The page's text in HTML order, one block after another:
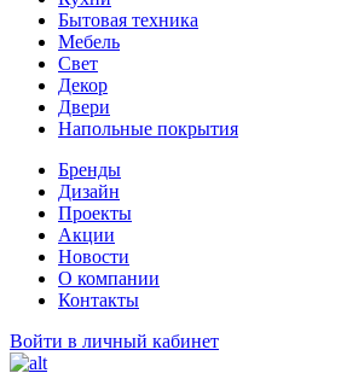
Бытовая техника
Мебель
Свет
Декор
Двери
Напольные покрытия
Бренды
Дизайн
Проекты
Акции
Новости
О компании
Контакты
Войти в личный кабинет